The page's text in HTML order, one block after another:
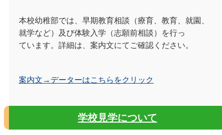
本校幼稚部では、早期教育相談（療育、教育、就園、
就学など）及び体験入学（志願前相談）を行っ
ています。詳細は、案内文にてご確認ください。
案内文→データーはこちらをクリック
学校見学について